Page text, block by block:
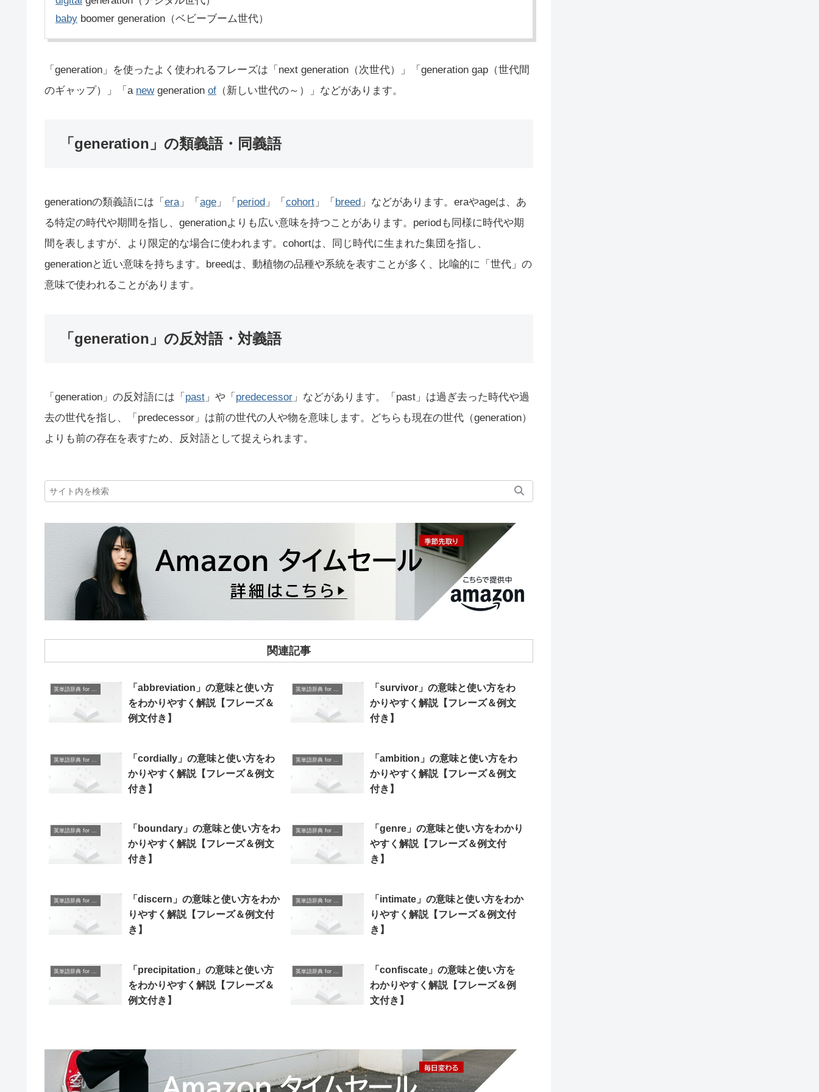
baby boomer generation（ベビーブーム世代）
「generation」を使ったよく使われるフレーズは「next generation（次世代）」「generation gap（世代間
のギャップ）」「a newgeneration of （新しい世代の～）」などがあります。
「generation」の類義語・同義語
generationの類義語には「 era」「 age 」「 period 」「 cohort 」「 breed 」などがあります。eraやageは、あ
る特定の時代や期間を指し、generationよりも広い意味を持つことがあります。periodも同様に時代や期
間を表しますが、より限定的な場合に使われます。cohortは、同じ時代に生まれた集団を指し、
generationと近い意味を持ちます。breedは、動植物の品種や系統を表すことが多く、比喩的に「世代」の
意味で使われることがあります。
「generation」の反対語・対義語
「generation」の反対語には「 past 」や「 predecessor 」などがあります。「past」は過ぎ去った時代や過
去の世代を指し、「predecessor」は前の世代の人や物を意味します。どちらも現在の世代（generation）
よりも前の存在を表すため、反対語として捉えられます。
関連記事
「abbreviation」の意味と使い方
をわかりやすく解説【フレーズ＆
例文付き】
「survivor」の意味と使い方をわ
かりやすく解説【フレーズ＆例文
付き】
「cordially」の意味と使い方をわ
かりやすく解説【フレーズ＆例文
付き】
「ambition」の意味と使い方をわ
かりやすく解説【フレーズ＆例文
付き】
「boundary」の意味と使い方をわ
かりやすく解説【フレーズ＆例文
付き】
「genre」の意味と使い方をわかり
やすく解説【フレーズ＆例文付
き】
英単語辞典 for Beginners
「discern」の意味と使い方をわか
りやすく解説【フレーズ＆例文付
き】
英単語辞典 for Beginners
「intimate」の意味と使い方をわか
りやすく解説【フレーズ＆例文付
き】
英単語辞典 for Beginners
「precipitation」の意味と使い方
をわかりやすく解説【フレーズ＆
例文付き】
英単語辞典 for Beginners
「confiscate」の意味と使い方を
わかりやすく解説【フレーズ＆例
文付き】